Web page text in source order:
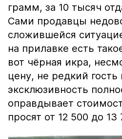
грамм, за 10 тысяч
Сами продавцы
сложившейся
на прилавке есть
вот чёрная икра,
цену, не редкий гость
эксклюзивность
оправдывает
просят от 12 500 до 13